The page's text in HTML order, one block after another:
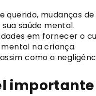
querido, mudanças
saúde mental.
em fornecer o
na criança.
como a
importante